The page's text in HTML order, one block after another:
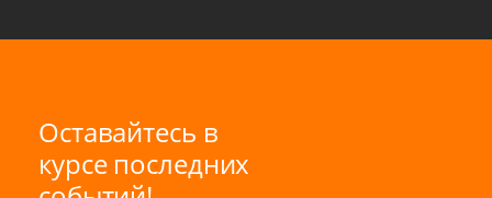
Оставайтесь в
курсе последних